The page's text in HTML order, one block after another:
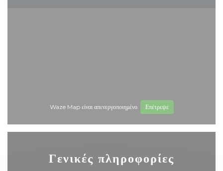
Waze Map είναι απενεργοποιημένο. Επέτρεψε
Γενικές πληροφορίες